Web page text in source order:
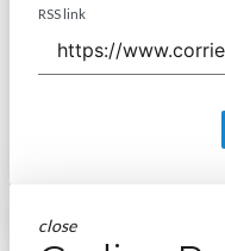
RSS link
close